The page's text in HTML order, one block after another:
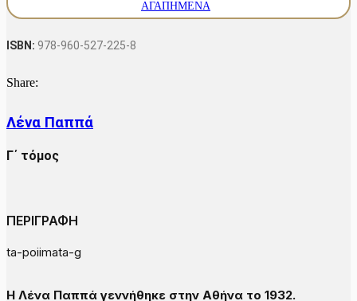
ΑΓΑΠΗΜΈΝΑ
ISBN: 978-960-527-225-8
Share:
Λένα Παππά
Γ΄ τόμος
ΠΕΡΙΓΡΑΦΗ
ta-poiimata-g
Η Λένα Παππά γεννήθηκε στην Αθήνα το 1932.